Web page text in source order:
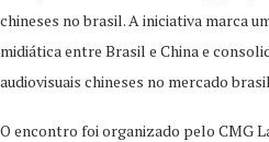
chineses no brasil. A iniciativa marca
midiática entre Brasil e China e
audiovisuais chineses no mercado
O encontro foi organizado pelo CMG